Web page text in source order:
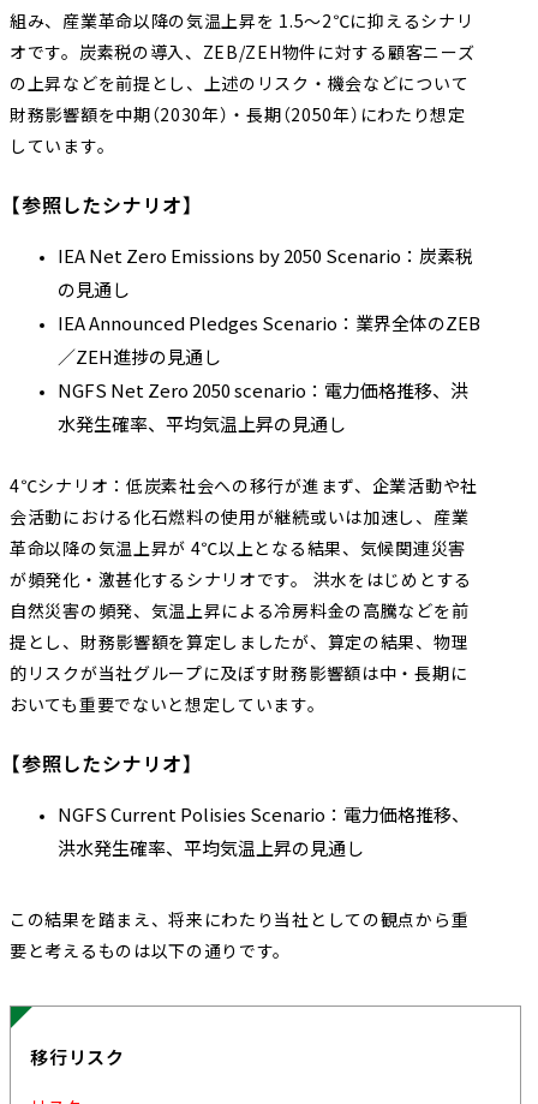
組み、産業革命以降の気温上昇を 1.5～2℃に抑えるシナリ
オです。炭素税の導入、ZEB/ZEH物件に対する顧客ニーズ
の上昇などを前提とし、上述のリスク・機会などについて
財務影響額を中期（2030年）・長期（2050年）にわたり想定
しています。
【参照したシナリオ】
IEA Net Zero Emissions by 2050 Scenario：炭素税
の見通し
IEA Announced Pledges Scenario：業界全体のZEB
／ZEH進捗の見通し
NGFS Net Zero 2050 scenario：電力価格推移、洪
水発生確率、平均気温上昇の見通し
4℃シナリオ：低炭素社会への移行が進まず、企業活動や社
会活動における化石燃料の使用が継続或いは加速し、産業
革命以降の気温上昇が 4℃以上となる結果、気候関連災害
が頻発化・激甚化するシナリオです。 洪水をはじめとする
自然災害の頻発、気温上昇による冷房料金の高騰などを前
提とし、財務影響額を算定しましたが、算定の結果、物理
的リスクが当社グループに及ぼす財務影響額は中・長期に
おいても重要でないと想定しています。
【参照したシナリオ】
NGFS Current Polisies Scenario：電力価格推移、
洪水発生確率、平均気温上昇の見通し
この結果を踏まえ、将来にわたり当社としての観点から重
要と考えるものは以下の通りです。
移行リスク